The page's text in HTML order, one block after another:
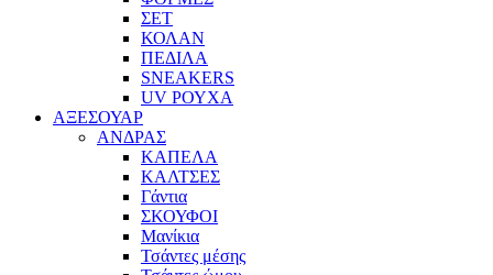
ΣΕΤ
ΚΟΛΑΝ
ΠΕΔΙΛΑ
SNEAKERS
UV ΡΟΥΧΑ
ΑΞΕΣΟΥΑΡ
ΑΝΔΡΑΣ
ΚΑΠΕΛΑ
ΚΑΛΤΣΕΣ
Γάντια
ΣΚΟΥΦΟΙ
Μανίκια
Τσάντες μέσης